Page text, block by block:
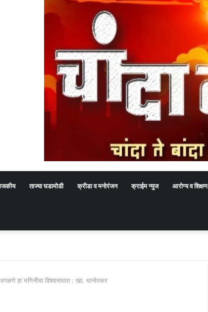
ताज्या घडामोडी क्रीडा व मनोरंजन क्राईम न्युज आरोग्य व शिक्षण
हा भगिनींचा विश्वासघात : खा. धानोरकर